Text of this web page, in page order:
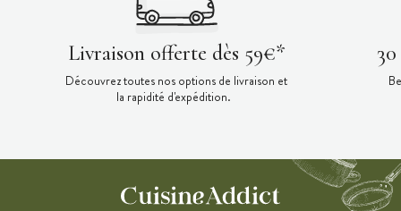
Livraison offerte dès 59€*
Découvrez toutes nos options de livraison et
la rapidité d'expédition.